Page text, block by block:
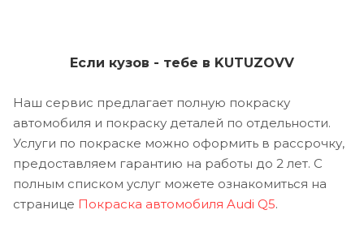
Если кузов - тебе в KUTUZOVV
Наш сервис предлагает полную покраску
автомобиля и покраску деталей по отдельности.
Услуги по покраске можно оформить в рассрочку,
предоставляем гарантию на работы до 2 лет. С
полным списком услуг можете ознакомиться на
странице Покраска автомобиля Audi Q5.